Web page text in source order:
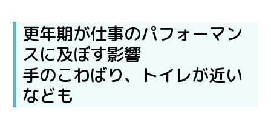
更年期が仕事のパフォーマン
スに及ぼす影響
手のこわばり、トイレが近い
なども